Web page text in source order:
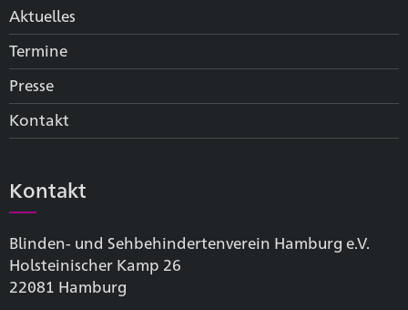
Aktuelles
Termine
Presse
Kontakt
Kontakt
Blinden- und Sehbehinderten­verein Hamburg e.V.
Holsteinischer Kamp 26
22081 Hamburg